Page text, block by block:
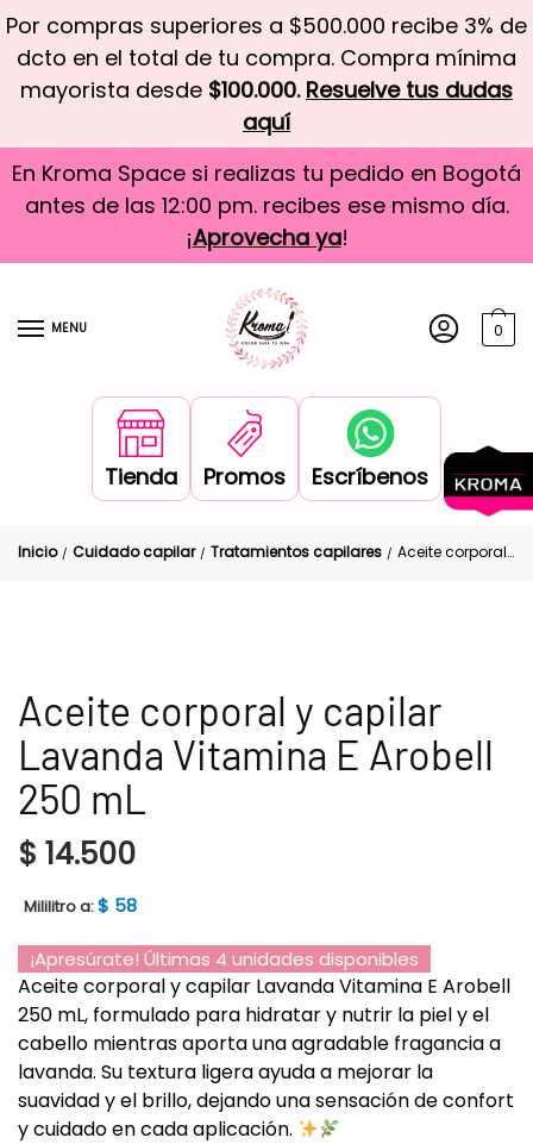
Por compras superiores a $500.000 recibe 3% de
dcto en el total de tu compra. Compra mínima
mayorista desde $100.000. Resuelve tus dudas
aquí
En Kroma Space si realizas tu pedido en Bogotá
antes de las 12:00 pm. recibes ese mismo día.
¡Aprovecha ya!
MENU 0
Tienda Promos Escríbenos
Inicio / Cuidado capilar / Tratamientos capilares / Aceite corporal y capilar Lavanda Vitamina E Arobell 250 mL
Aceite corporal y capilar
Lavanda Vitamina E Arobell
250 mL
$ 14.500
Mililitro a:$ 58
¡Apresúrate! Últimas 4 unidades disponibles
Aceite corporal y capilar Lavanda Vitamina E Arobell
250 mL, formulado para hidratar y nutrir la piel y el
cabello mientras aporta una agradable fragancia a
lavanda. Su textura ligera ayuda a mejorar la
suavidad y el brillo, dejando una sensación de confort
y cuidado en cada aplicación.